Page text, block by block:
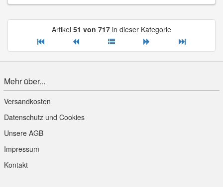
Artikel 51 von 717 in dieser Kategorie
Mehr über...
Versandkosten
Datenschutz und Cookies
Unsere AGB
Impressum
Kontakt